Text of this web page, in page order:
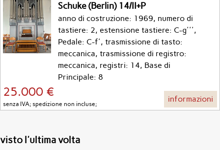
Schuke (Berlin) 14/II+P
anno di costruzione: 1969, numero di
tastiere: 2, estensione tastiere: C-g''',
Pedale: C-f', trasmissione di tasto:
meccanica, trasmissione di registro:
meccanica, registri: 14, Base di
Principale: 8
25.000 €
senza IVA; spedizione non incluse;
informazioni
visto l'ultima volta